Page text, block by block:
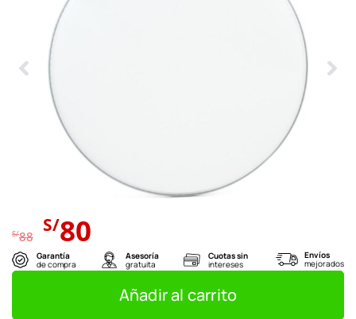
S/88 El
precio
original
era:
S/80 precio
actual
es:
S/80.
Garantía
de compra
Asesoría
gratuita
Cuotas sin
intereses
Envíos
mejorados
Añadir al carrito